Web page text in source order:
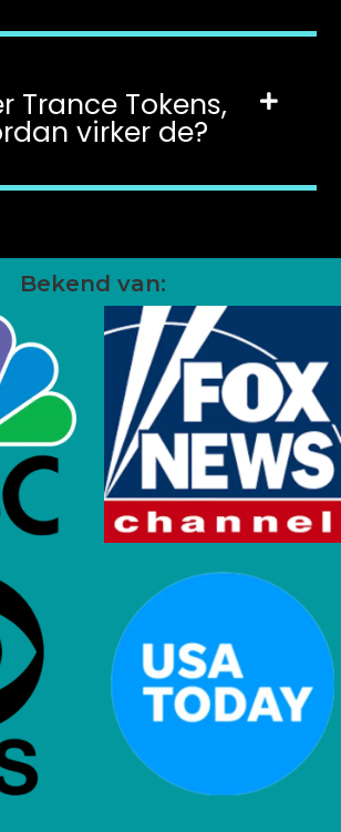
Trance Tokens,
virker de?
Bekend van: